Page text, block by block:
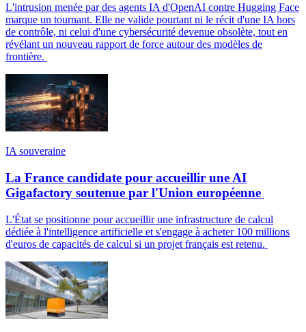
L'intrusion menée par des agents IA d'OpenAI contre Hugging Face
marque un tournant. Elle ne valide pourtant ni le récit d'une IA hors
de contrôle, ni celui d'une cybersécurité devenue obsolète, tout en
révélant un nouveau rapport de force autour des modèles de
frontière.
IA souveraine
La France candidate pour accueillir une AI
Gigafactory soutenue par l'Union européenne
L'État se positionne pour accueillir une infrastructure de calcul
dédiée à l'intelligence artificielle et s'engage à acheter 100 millions
d'euros de capacités de calcul si un projet français est retenu.